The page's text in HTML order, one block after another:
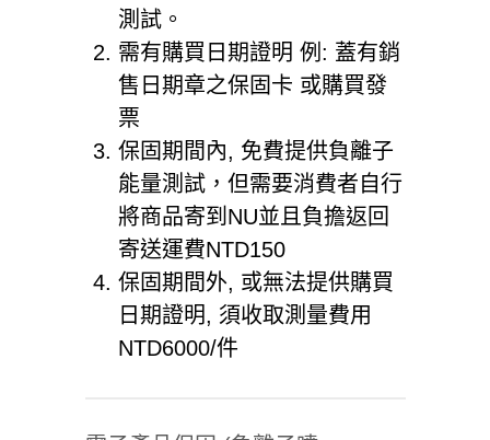
測試。
需有購買日期證明 例: 蓋有銷
售日期章之保固卡 或購買發
票
保固期間內, 免費提供負離子
能量測試，但需要消費者自行
將商品寄到NU並且負擔返回
寄送運費NTD150
保固期間外, 或無法提供購買
日期證明, 須收取測量費用
NTD6000/件